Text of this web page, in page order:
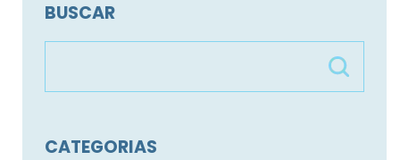
BUSCAR
CATEGORIAS